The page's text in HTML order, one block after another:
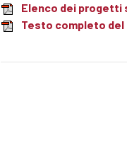
Elenco dei
Testo completo del